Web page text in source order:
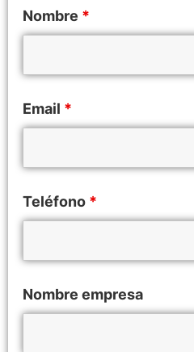
Nombre *
Email *
Teléfono *
Nombre empresa